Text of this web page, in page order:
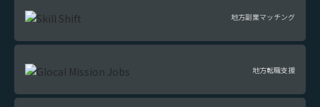
地方副業マッチング
地方転職支援